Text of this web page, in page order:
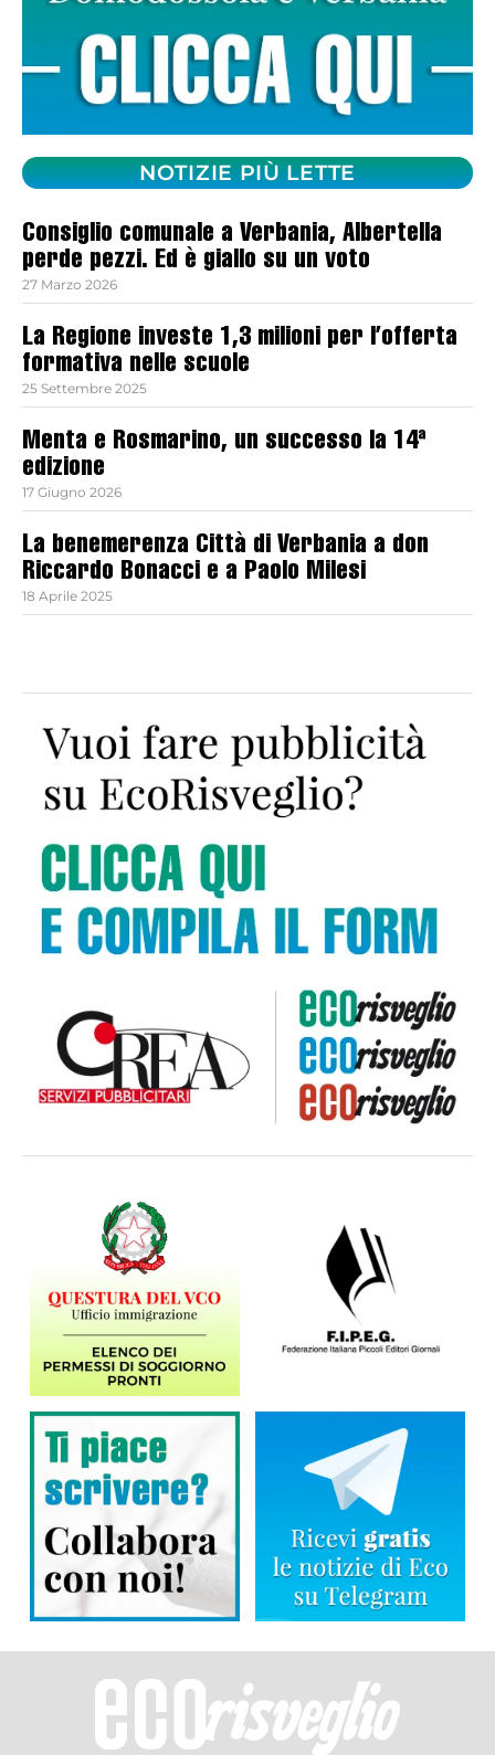
NOTIZIE PIÙ LETTE
Consiglio comunale a Verbania, Albertella
perde pezzi. Ed è giallo su un voto
27 Marzo 2026
La Regione investe 1,3 milioni per l’offerta
formativa nelle scuole
25 Settembre 2025
Menta e Rosmarino, un successo la 14ª
edizione
17 Giugno 2026
La benemerenza Città di Verbania a don
Riccardo Bonacci e a Paolo Milesi
18 Aprile 2025